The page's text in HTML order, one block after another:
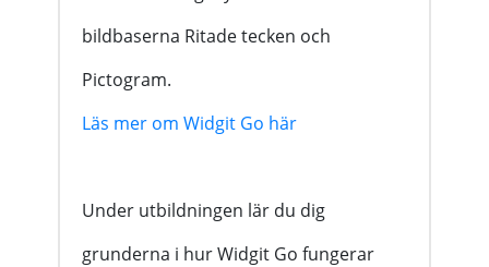
bildbaserna Ritade tecken och
Pictogram.
Läs mer om Widgit Go här
Under utbildningen lär du dig
grunderna i hur Widgit Go fungerar